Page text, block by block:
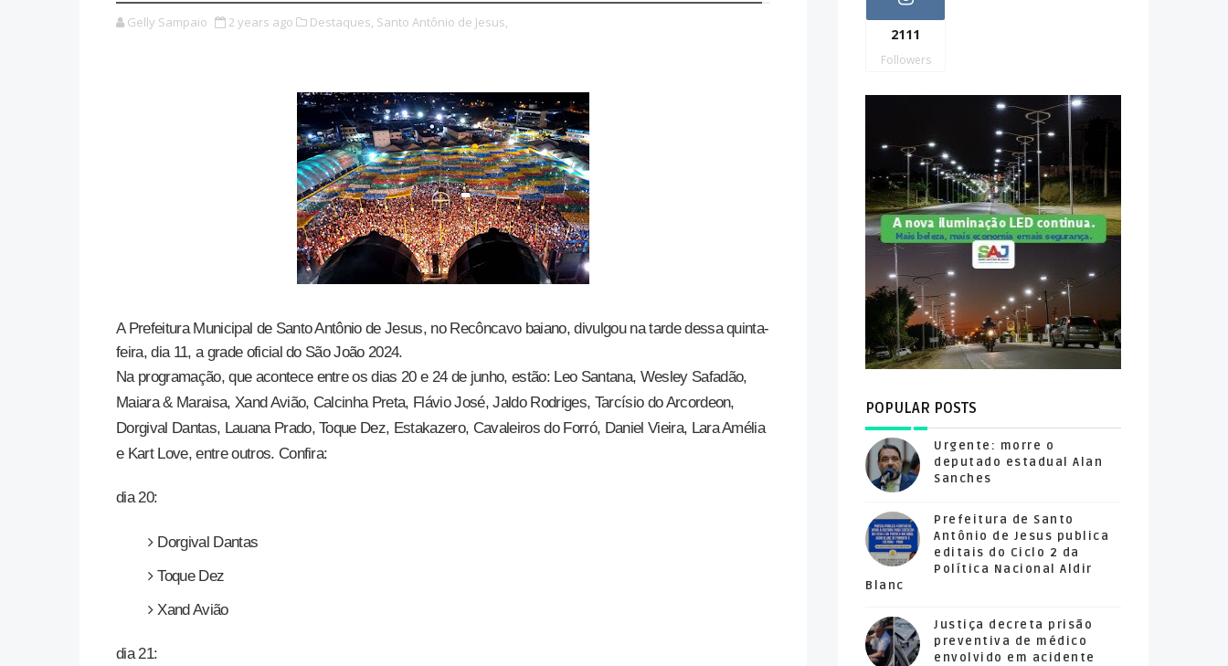
Gelly Sampaio 2 years ago Destaques, Santo Antônio de Jesus,
A Prefeitura Municipal de Santo Antônio de Jesus, no Recôncavo baiano, divulgou na tarde dessa quinta-
feira, dia 11, a grade oficial do São João 2024.
Na programação, que acontece entre os dias 20 e 24 de junho, estão: Leo Santana, Wesley Safadão,
Maiara & Maraisa, Xand Avião, Calcinha Preta, Flávio José, Jaldo Rodriges, Tarcísio do Arcordeon,
Dorgival Dantas, Lauana Prado, Toque Dez, Estakazero, Cavaleiros do Forró, Daniel Vieira, Lara Amélia
e Kart Love, entre outros. Confira:
dia 20:
Dorgival Dantas
Toque Dez
Xand Avião
dia 21:
2111
Followers
POPULAR POSTS
Urgente: morre o
deputado estadual Alan
Sanches
Prefeitura de Santo
Antônio de Jesus publica
editais do Ciclo 2 da
Política Nacional Aldir
Blanc
Justiça decreta prisão
preventiva de médico
envolvido em acidente